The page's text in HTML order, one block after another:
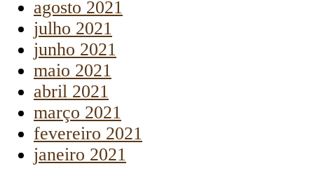
agosto 2021
julho 2021
junho 2021
maio 2021
abril 2021
março 2021
fevereiro 2021
janeiro 2021